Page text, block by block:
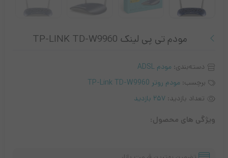
مودم تی پی لینک TP-LINK TD-W9960
دسته‌بندی: مودم ADSL
برچسب: مودم روتر TP-Link TD-W9960
تعداد بازدید: 257 بازدید
ویژگی های محصول: